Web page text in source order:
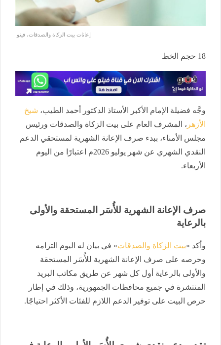
إعانات بيت الزكاة والصدقات، فيتو
18 حجم الخط
وجَّه فضيلة الإمام الأكبر الأستاذ الدكتور أحمد الطيب، شيخ
الأزهر ، المشرف العام على بيت الزكاة والصدقات ورئيس
مجلس الأمناء، ببدء صرف الإعانة الشهرية لمستحقي الدعم
النقدي الشهري عن شهر يوليو 2026م اعتبارًا من اليوم
الأربعاء.
صرف الإعانة الشهرية للأُسَر المستحقة والأولى
بالرعاية
وأكد «بيت الزكاة والصدقات» في بيان له اليوم التزامه
وحرصه على صرف الإعانة الشهرية للأُسَر المستحقة
والأولى بالرعاية أول كل شهر عن طريق مكاتب البريد
المنتشرة في جميع محافظات الجمهورية، وذلك في إطار
حرص البيت على توفير الدعم اللازم للفئات الأكثر احتياجًا.